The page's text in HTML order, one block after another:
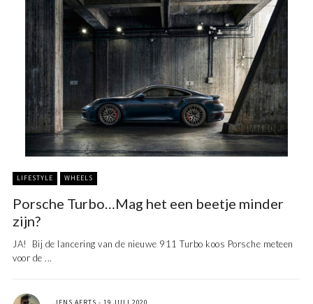
LIFESTYLE WHEELS
Porsche Turbo…Mag het een beetje minder
zijn?
JA! Bij de lancering van de nieuwe 911 Turbo koos Porsche meteen
voor de ...